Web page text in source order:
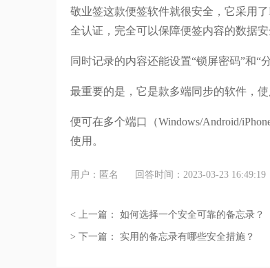
敬业签这款便签软件就很安全，它采用了
全认证，完全可以保障便签内容的数据安
同时记录的内容还能设置“锁屏密码”和“
最重要的是，它是款多端同步的软件，使
便可在多个端口（Windows/Android/
使用。
用户：匿名 回答时间：2023-03-23 16:49:19
< 上一篇： 如何选择一个安全可靠的备忘录？
> 下一篇： 实用的备忘录有哪些安全措施？